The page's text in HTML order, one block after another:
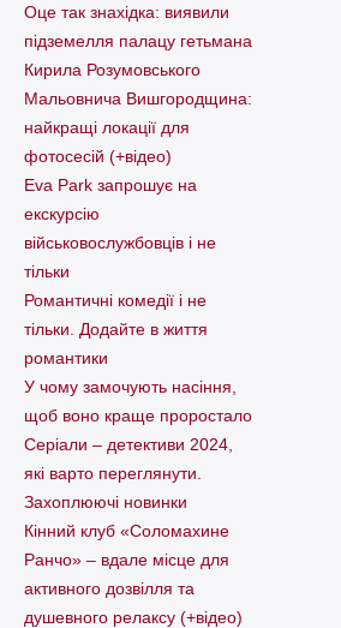
Оце так знахідка: виявили
підземелля палацу гетьмана
Кирила Розумовського
Мальовнича Вишгородщина:
найкращі локації для
фотосесій (+відео)
Eva Park запрошує на
екскурсію
військовослужбовців і не
тільки
Романтичні комедії і не
тільки. Додайте в життя
романтики
У чому замочують насіння,
щоб воно краще проростало
Серіали – детективи 2024,
які варто пеpеглянути.
Захоплюючі новинки
Кінний клуб «Соломахине
Ранчо» – вдале місце для
активного дозвілля та
душевного релаксу (+відео)